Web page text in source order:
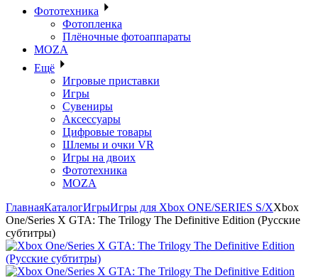
Фототехника
Фотопленка
Плёночные фотоаппараты
MOZA
Ещё
Игровые приставки
Игры
Сувениры
Аксессуары
Цифровые товары
Шлемы и очки VR
Игры на двоих
Фототехника
MOZA
ГлавнаяКаталогИгрыИгры для Xbox ONE/SERIES S/XXbox
One/Series X GTA: The Trilogy The Definitive Edition (Русские
субтитры)